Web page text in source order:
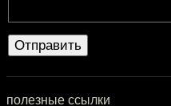
полезные ссылки